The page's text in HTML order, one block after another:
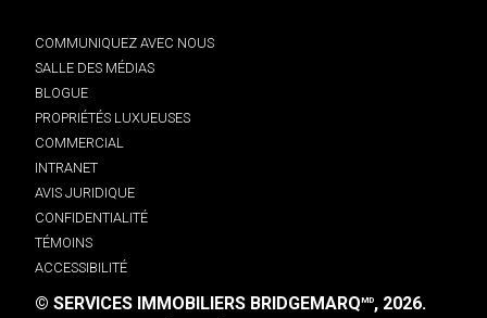
COMMUNIQUEZ AVEC NOUS
SALLE DES MÉDIAS
BLOGUE
PROPRIÉTÉS LUXUEUSES
COMMERCIAL
INTRANET
AVIS JURIDIQUE
CONFIDENTIALITÉ
TÉMOINS
ACCESSIBILITÉ
© SERVICES IMMOBILIERS BRIDGEMARQMD, 2026.